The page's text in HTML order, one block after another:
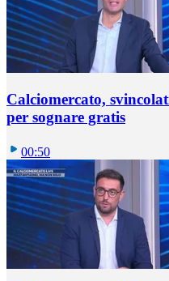
Calciomercato,
per sognare gratis
00:50